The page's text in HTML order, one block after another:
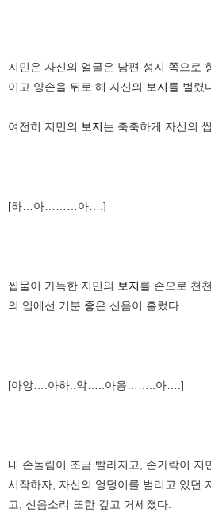
지민은 자신의 얼굴은 남편 성지 쪽으로
이고 양손을 뒤로 해 자신의 보지를 벌렸
여전히 지민의 보지는 축축하게 자신의
[하…아………아….]
씹물이 가득한 지민의 보지를 손으로 천
의 입에선 기분 좋은 신음이 흘렀다.
[아앙….아하..악…..아응……..아….]
내 손놀림이 조금 빨라지고, 손가락이 지
시작하자, 자신의 엉덩이를 벌리고 있던
고, 신음소리 또한 깊고 거세졌다.